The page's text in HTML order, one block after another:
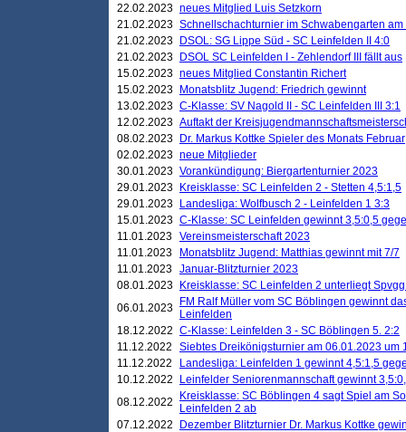
22.02.2023 neues Mitglied Luis Setzkorn
21.02.2023 Schnellschachturnier im Schwabengarten
21.02.2023
DSOL: SG Lippe Süd - SC Leinfelden II 4:0
21.02.2023
DSOL SC Leinfelden I - Zehlendorf III fällt aus
15.02.2023 neues Mitglied Constantin Richert
15.02.2023
Monatsblitz Jugend: Friedrich gewinnt
13.02.2023 C-Klasse: SV Nagold II - SC Leinfelden III 3:1
12.02.2023 Auftakt der
08.02.2023
Dr. Markus Kottke Spieler des Monats Februar
02.02.2023 neue Mitglieder
30.01.2023 Vorankündigung: Biergartenturnier 2023
29.01.2023
Kreisklasse: SC Leinfelden 2 - Stetten 4,5:1,5
29.01.2023
Landesliga: Wolfbusch 2 - Leinfelden 1 3:3
15.01.2023 C-Klasse: SC Leinfelden gewinnt 3,5:0,5
11.01.2023 Vereinsmeisterschaft 2023
11.01.2023
Monatsblitz Jugend: Matthias gewinnt mit 7/7
11.01.2023 Januar-Blitzturnier 2023
08.01.2023
Kreisklasse: SC Leinfelden 2 unterliegt
06.01.2023
FM Ralf Müller vom SC Böblingen gewinnt
Leinfelden
18.12.2022 C-Klasse: Leinfelden 3 - SC Böblingen 5. 2:2
11.12.2022
Siebtes Dreikönigsturnier am 06.01.2023 um
11.12.2022
Landesliga: Leinfelden 1 gewinnt 4,5:1,5
10.12.2022
Leinfelder Seniorenmannschaft gewinnt
08.12.2022
Kreisklasse: SC Böblingen 4 sagt Spiel am
Leinfelden 2 ab
07.12.2022
Dezember Blitzturnier Dr. Markus Kottke